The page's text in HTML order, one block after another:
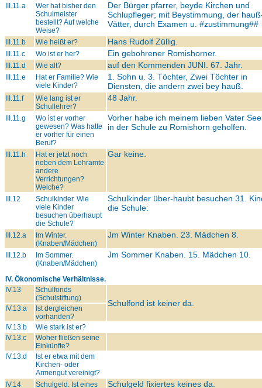
III.11.a
Wer hat bisher den
Schulmeister
bestellt? Auf welche
Weise?
Der Bürger pfarrer, beyde Kirchen und
Schlupfleger; mit Beystimmung, der
Vätter, durch Examen u. #zustimmung##
III.11.b Wie heißt er? Hans Rudolf Züllig.
III.11.c Wo ist er her? Ein gebohrener Romishorner.
III.11.d Wie alt? auf den Kommenden JUNI. 67. Jahr.
III.11.e
Hat er Familie? Wie
viele Kinder?
1. Sohn u. 3. Töchter, Zwei Töchter in
Diensten, die andern zwei bey hauß.
III.11.f
Wie lang ist er
Schullehrer?
48 Jahr.
III.11.g
Wo ist er vorher
gewesen? Was hatte
er vorher für einen
Beruf?
Vorher habe ich meinem lieben Vater
in der Schule zu Romishorn geholfen.
III.11.h
Hat er jetzt noch
neben dem Lehramte
andere
Verrichtungen?
Welche?
Gar keine.
III.12
Schulkinder. Wie
viele Kinder
besuchen überhaupt
die Schule?
Schulkinder über-haubt besuchen 31.
die Schule:
III.12.a
Im Winter.
(Knaben/Mädchen)
Jm Winter Knaben. 23. Mädchen 8.
III.12.b
Im Sommer.
(Knaben/Mädchen)
Jm Sommer Knaben. 15. Mädchen 10.
IV. Ökonomische Verhältnisse.
IV.13
Schulfonds
(Schulstiftung)
Schulfond ist keiner da.
IV.13.a
Ist dergleichen
vorhanden?
IV.13.b
Wie stark ist er?
IV.13.c
Woher fließen seine
Einkünfte?
IV.13.d
Ist er etwa mit dem
Kirchen- oder
Armengut vereinigt?
IV.14
Schulgeld. Ist eines Schulgeld fixiertes keines da.